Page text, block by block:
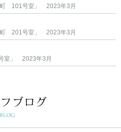
町 101号室」 2023年3月
町 201号室」 2023年3月
室」 2023年3月